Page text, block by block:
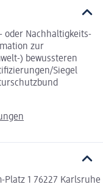
oder Nachhaltigkeits-
zur
) bewussteren
Siegel
Platz 1 76227 Karlsruhe